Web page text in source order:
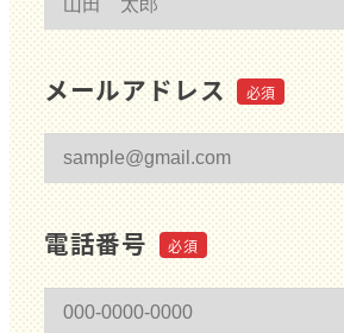
メールアドレス
電話番号